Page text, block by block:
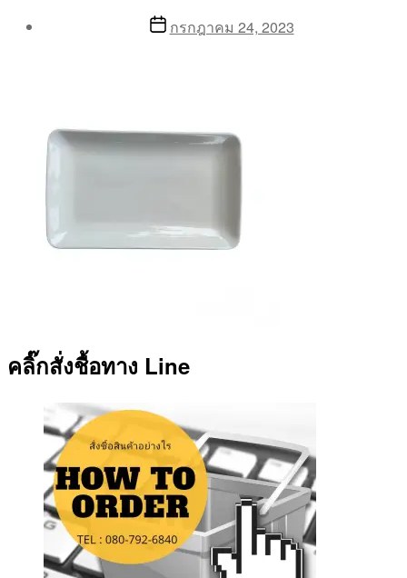
Postกรกฎาคม 24, 2023
คลิ๊กสั่งชื้อทาง Line